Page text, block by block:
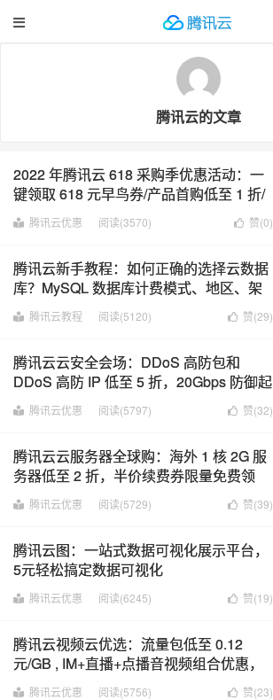
腾讯云的文章
2022 年腾讯云 618 采购季优惠活动：一
键领取 618 元早鸟券/产品首购低至 1 折/
续费最高 3.6 折
腾讯云优惠 阅读(3570) 赞(0)
腾讯云新手教程：如何正确的选择云数据
库？MySQL 数据库计费模式、地区、架
构和版本该怎么选择？
腾讯云教程 阅读(5120) 赞(29)
腾讯云云安全会场：DDoS 高防包和
DDoS 高防 IP 低至 5 折，20Gbps 防御起
步
腾讯云优惠 阅读(5797) 赞(32)
腾讯云云服务器全球购：海外 1 核 2G 服
务器低至 2 折，半价续费券限量免费领
取！腾讯云优惠 阅读(5729) 赞(39)
腾讯云图：一站式数据可视化展示平台，
5元轻松搞定数据可视化
腾讯云优惠 阅读(6245) 赞(19)
腾讯云视频云优选：流量包低至 0.12
元/GB , IM+直播+点播音视频组合优惠，
可领取 900 元代金券
腾讯云优惠 阅读(5756) 赞(23)